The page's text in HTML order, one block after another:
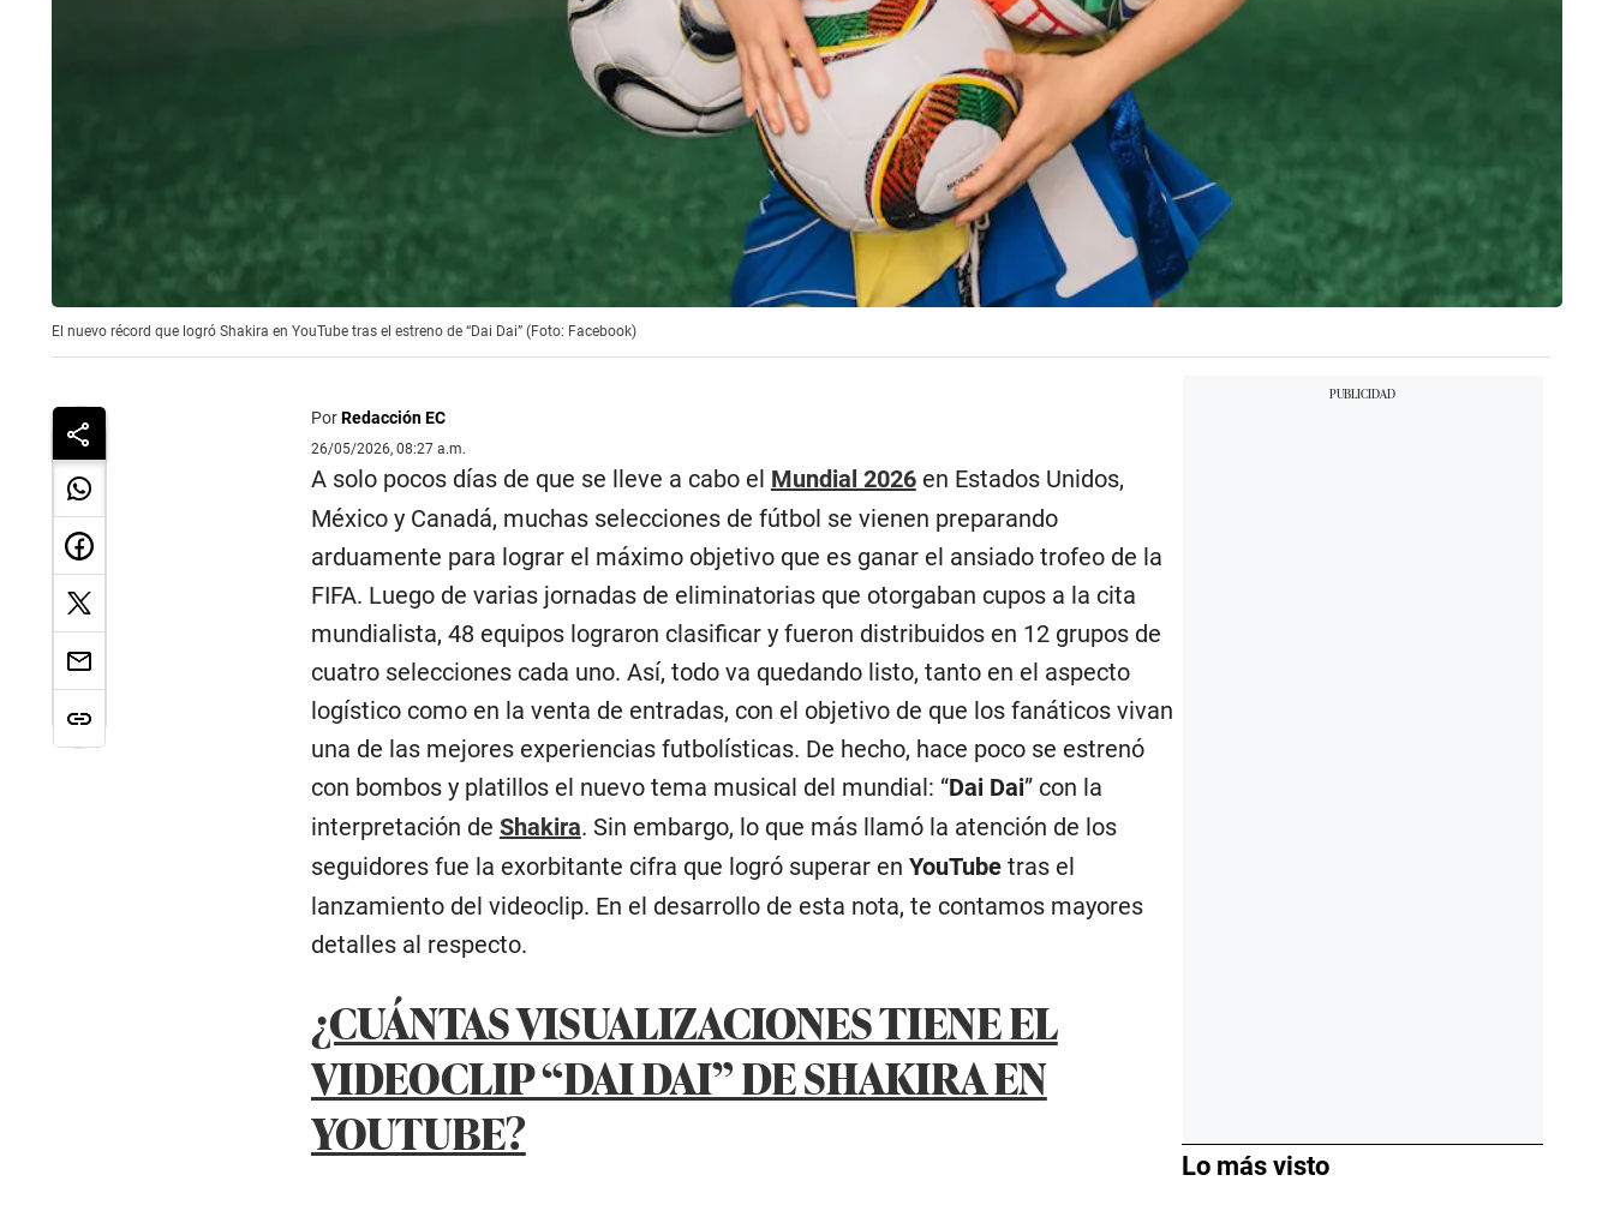
El nuevo récord que logró Shakira en YouTube tras el estreno de “Dai Dai” (Foto: Facebook)
PorRedacción EC
26/05/2026, 08:27 a.m.
A solo pocos días de que se lleve a cabo el Mundial 2026en Estados Unidos,
México y Canadá, muchas selecciones de fútbol se vienen preparando
arduamente para lograr el máximo objetivo que es ganar el ansiado trofeo de la
FIFA. Luego de varias jornadas de eliminatorias que otorgaban cupos a la cita
mundialista, 48 equipos lograron clasificar y fueron distribuidos en 12 grupos de
cuatro selecciones cada uno. Así, todo va quedando listo, tanto en el aspecto
logístico como en la venta de entradas, con el objetivo de que los fanáticos vivan
una de las mejores experiencias futbolísticas. De hecho, hace poco se estrenó
con bombos y platillos el nuevo tema musical del mundial: “Dai Dai” con la
interpretación de Shakira. Sin embargo, lo que más llamó la atención de los
seguidores fue la exorbitante cifra que logró superar en YouTubetras el
lanzamiento del videoclip. En el desarrollo de esta nota, te contamos mayores
detalles al respecto.
¿CUÁNTAS VISUALIZACIONES TIENE EL
VIDEOCLIP “DAI DAI” DE SHAKIRA EN
YOUTUBE?
Lo más visto